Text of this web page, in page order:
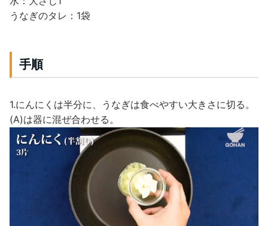
うなぎのタレ：1袋
手順
1.にんにくは半分に、うなぎは食べやすい大きさに切る。
(A)は器に混ぜ合わせる。